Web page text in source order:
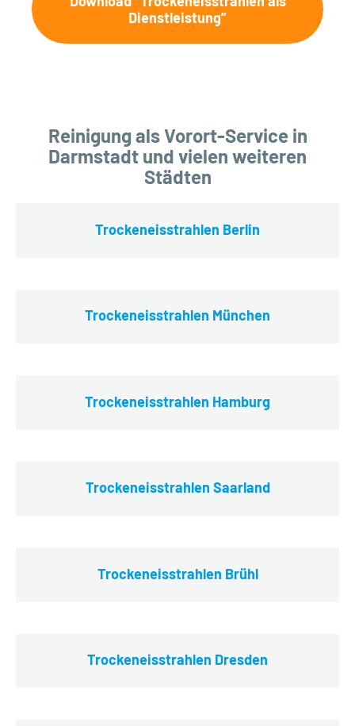
Dienstleistung”
Reinigung als Vorort-Service in
Darmstadt und vielen weiteren
Städten
Trockeneisstrahlen Berlin
Trockeneisstrahlen München
Trockeneisstrahlen Hamburg
Trockeneisstrahlen Saarland
Trockeneisstrahlen Brühl
Trockeneisstrahlen Dresden